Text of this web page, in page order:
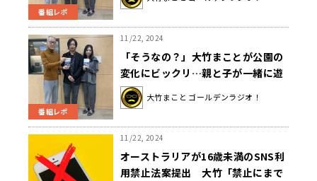
番組レポ
の北村匡平さんでした！
番組レポ
11/22, 2024
「そうなの？」大竹まことが公園の
変化にビックリ…親と子が一緒に遊
べない
大竹まこと ゴールデンラジオ！
11/22, 2024
オーストラリアが16歳未満のSNS利
用禁止法案提出 大竹「禁止にまで